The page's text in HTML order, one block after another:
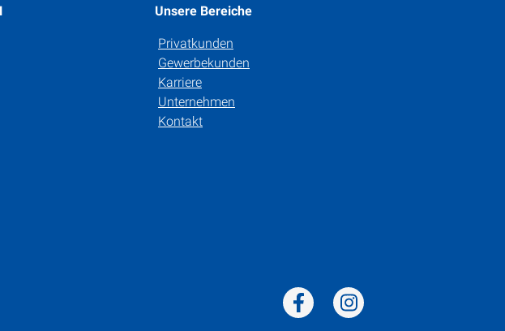
Unsere Bereiche
Privatkunden
Gewerbekunden
Karriere
Unternehmen
Kontakt